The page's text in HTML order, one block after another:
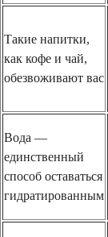
Такие напитки,
как кофе и чай,
обезвоживают вас
Вода —
единственный
способ оставаться
гидратированным